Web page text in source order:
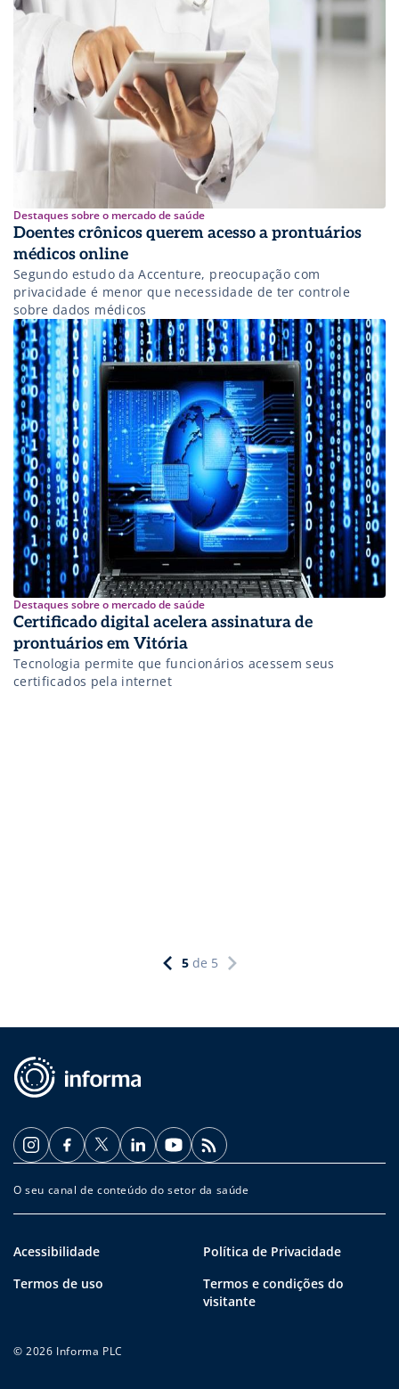
Destaques sobre o mercado de saúde
Doentes crônicos querem acesso a prontuários
médicos online
Segundo estudo da Accenture, preocupação com
privacidade é menor que necessidade de ter controle
sobre dados médicos
Destaques sobre o mercado de saúde
Certificado digital acelera assinatura de
prontuários em Vitória
Tecnologia permite que funcionários acessem seus
certificados pela internet
5 de 5
O seu canal de conteúdo do setor da saúde
Acessibilidade
Política de Privacidade
Termos de uso
Termos e condições do
visitante
© 2026 Informa PLC